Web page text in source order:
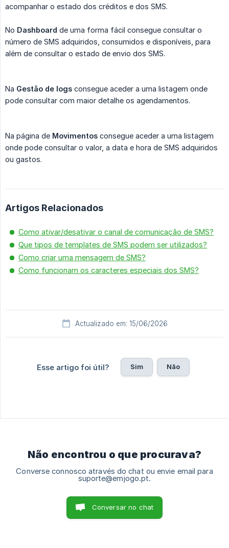
acompanhar o estado dos créditos e dos SMS.
No Dashboard de uma forma fácil consegue consultar o
número de SMS adquiridos, consumidos e disponíveis, para
além de consultar o estado de envio dos SMS.
Na Gestão de logs consegue aceder a uma listagem onde
pode consultar com maior detalhe os agendamentos.
Na página de Movimentos consegue aceder a uma listagem
onde pode consultar o valor, a data e hora de SMS adquiridos
ou gastos.
Artigos Relacionados
Como ativar/desativar o canal de comunicação de SMS?
Que tipos de templates de SMS podem ser utilizados?
Como criar uma mensagem de SMS?
Como funcionam os caracteres especiais dos SMS?
Actualizado em: 15/06/2026
Esse artigo foi útil? Sim Não
Não encontrou o que procurava?
Converse connosco através do chat ou envie email para
suporte@emjogo.pt.
Conversar no chat